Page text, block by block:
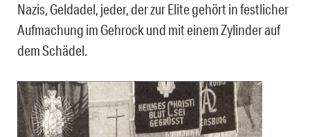
Nazis, Geldadel, jeder, der zur Elite gehört in festlicher
Aufmachung im Gehrock und mit einem Zylinder auf
dem Schädel.